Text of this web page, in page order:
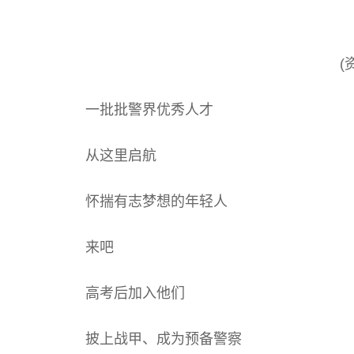
(
一批批警界优秀人才
从这里启航
怀揣有志梦想的年轻人
来吧
高考后加入他们
披上战甲、成为预备警察